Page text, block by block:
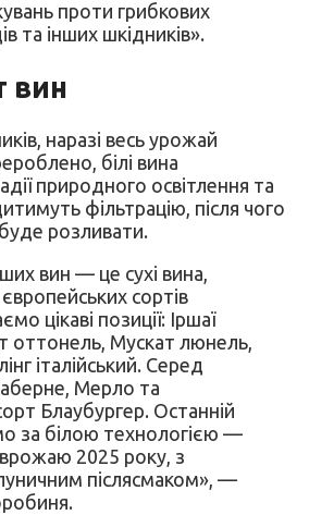
проти грибкових
та інших шкідників».
вин
наразі весь урожай
білі вина
природного освітлення та
фільтрацію, після чого
розливати.
вин — це сухі вина,
сортів
цікаві позиції: Іршаї
оттонель, Мускат люнель,
італійський. Серед
Мерло та
Блаубургер. Останній
за білою технологією —
2025 року, з
післясмаком», —